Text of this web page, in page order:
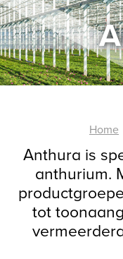
Home
Anthura is
anthurium.
tot